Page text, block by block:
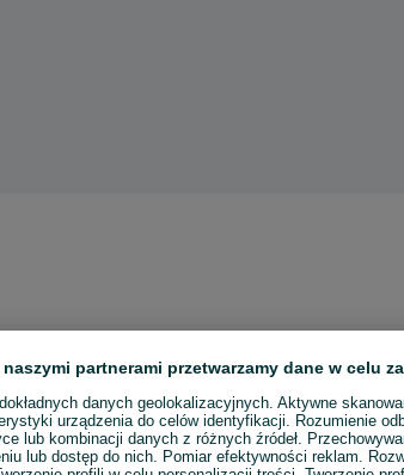
naszymi partnerami przetwarzamy dane w celu
danych geolokalizacyjnych. Aktywne
urządzenia do celów identyfikacji. Rozumienie
lub kombinacji danych z różnych źródeł.
lub dostęp do nich. Pomiar efektywności reklam.